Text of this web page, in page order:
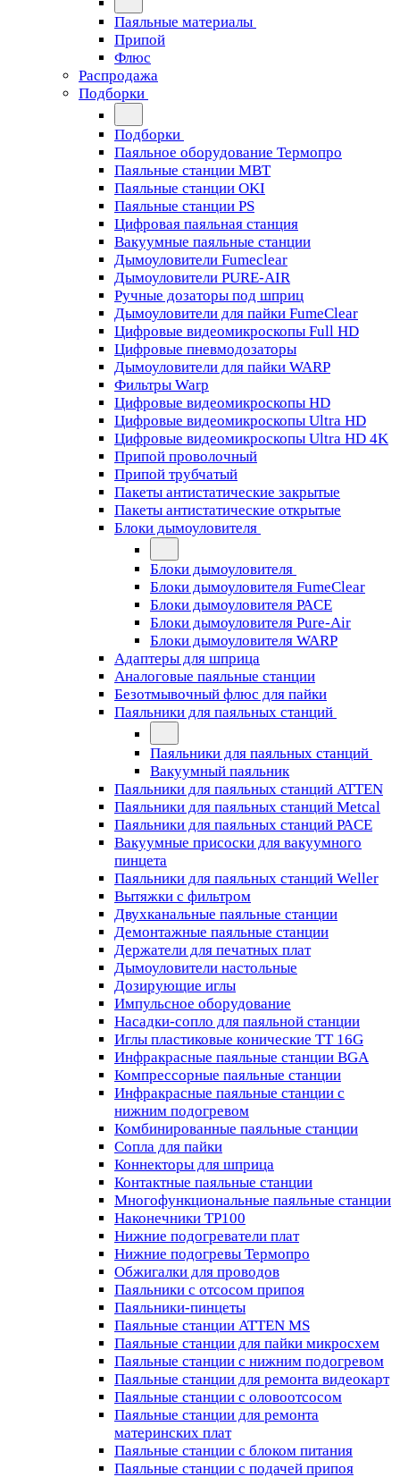
Паяльные материалы
Припой
Флюс
Распродажа
Подборки
Подборки
Паяльное оборудование Термопро
Паяльные станции MBT
Паяльные станции OKI
Паяльные станции PS
Цифровая паяльная станция
Вакуумные паяльные станции
Дымоуловители Fumeclear
Дымоуловители PURE-AIR
Ручные дозаторы под шприц
Дымоуловители для пайки FumeClear
Цифровые видеомикроскопы Full HD
Цифровые пневмодозаторы
Дымоуловители для пайки WARP
Фильтры Warp
Цифровые видеомикроскопы HD
Цифровые видеомикроскопы Ultra HD
Цифровые видеомикроскопы Ultra HD 4K
Припой проволочный
Припой трубчатый
Пакеты антистатические закрытые
Пакеты антистатические открытые
Блоки дымоуловителя
Блоки дымоуловителя
Блоки дымоуловителя FumeClear
Блоки дымоуловителя PACE
Блоки дымоуловителя Pure-Air
Блоки дымоуловителя WARP
Адаптеры для шприца
Аналоговые паяльные станции
Безотмывочный флюс для пайки
Паяльники для паяльных станций
Паяльники для паяльных станций
Вакуумный паяльник
Паяльники для паяльных станций ATTEN
Паяльники для паяльных станций Metcal
Паяльники для паяльных станций PACE
Вакуумные присоски для вакуумного
пинцета
Паяльники для паяльных станций Weller
Вытяжки с фильтром
Двухканальные паяльные станции
Демонтажные паяльные станции
Держатели для печатных плат
Дымоуловители настольные
Дозирующие иглы
Импульсное оборудование
Насадки-сопло для паяльной станции
Иглы пластиковые конические TT 16G
Инфракрасные паяльные станции BGA
Компрессорные паяльные станции
Инфракрасные паяльные станции с
нижним подогревом
Комбинированные паяльные станции
Сопла для пайки
Коннекторы для шприца
Контактные паяльные станции
Многофункциональные паяльные станции
Наконечники TP100
Нижние подогреватели плат
Нижние подогревы Термопро
Обжигалки для проводов
Паяльники с отсосом припоя
Паяльники-пинцеты
Паяльные станции ATTEN MS
Паяльные станции для пайки микросхем
Паяльные станции с нижним подогревом
Паяльные станции для ремонта видеокарт
Паяльные станции с оловоотсосом
Паяльные станции для ремонта
материнских плат
Паяльные станции с блоком питания
Паяльные станции с подачей припоя